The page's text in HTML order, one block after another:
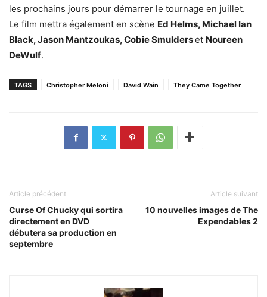
les prochains jours pour démarrer le tournage en juillet.
Le film mettra également en scène Ed Helms, Michael Ian
Black, Jason Mantzoukas, Cobie Smulderset Noureen
DeWulf.
TAGS Christopher Meloni David Wain They Came Together
Article précédent
Curse Of Chucky qui sortira
directement en DVD
débutera sa production en
septembre
Article suivant
10 nouvelles images de The
Expendables 2